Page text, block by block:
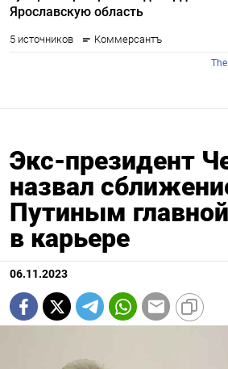
Экс-президент
назвал
Путиным
в карьере
06.11.2023